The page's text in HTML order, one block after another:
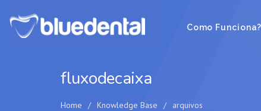
Como Funciona?
fluxodecaixa
Home / Knowledge Base / arquivos